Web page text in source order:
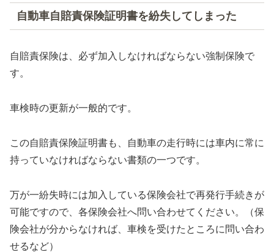
自動車自賠責保険証明書を紛失してしまった
自賠責保険は、必ず加入しなければならない強制保険で
す。
車検時の更新が一般的です。
この自賠責保険証明書も、自動車の走行時には車内に常に
持っていなければならない書類の一つです。
万が一紛失時には加入している保険会社で再発行手続きが
可能ですので、各保険会社へ問い合わせてください。（保
険会社が分からなければ、車検を受けたところに問い合わ
せるなど）